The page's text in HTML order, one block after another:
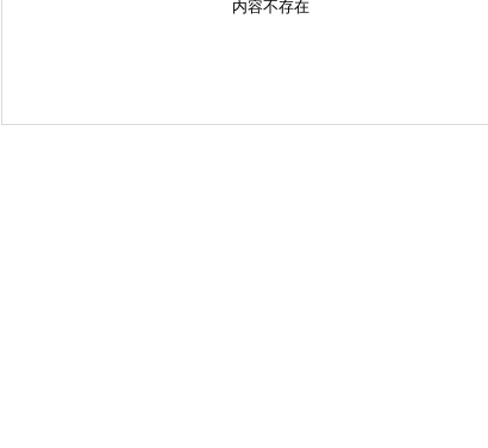
内容不存在